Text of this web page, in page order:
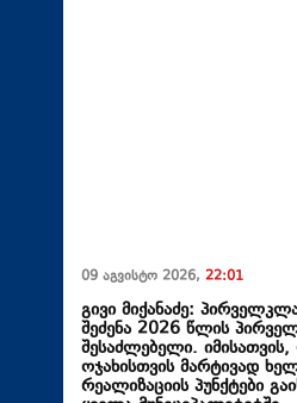
09 აგვისტო 2026, 22:01
გივი მიქანაძე:
შეძენა 2026 წლის
შესაძლებელი.
ოჯახისთვის მარტივად
რეალიზაციის პუნქტები